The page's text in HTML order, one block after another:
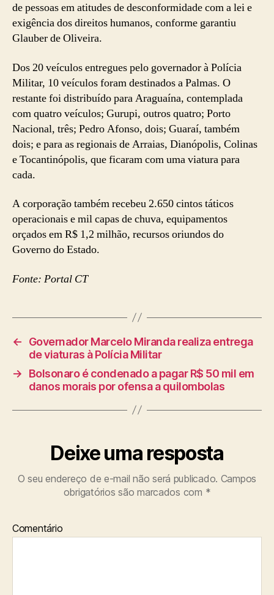
de pessoas em atitudes de desconformidade com a lei e
exigência dos direitos humanos, conforme garantiu
Glauber de Oliveira.
Dos 20 veículos entregues pelo governador à Polícia
Militar, 10 veículos foram destinados a Palmas. O
restante foi distribuído para Araguaína, contemplada
com quatro veículos; Gurupi, outros quatro; Porto
Nacional, três; Pedro Afonso, dois; Guaraí, também
dois; e para as regionais de Arraias, Dianópolis, Colinas
e Tocantinópolis, que ficaram com uma viatura para
cada.
A corporação também recebeu 2.650 cintos táticos
operacionais e mil capas de chuva, equipamentos
orçados em R$ 1,2 milhão, recursos oriundos do
Governo do Estado.
Fonte: Portal CT
←
Governador Marcelo Miranda realiza entrega
de viaturas à Polícia Militar
→
Bolsonaro é condenado a pagar R$ 50 mil em
danos morais por ofensa a quilombolas
Deixe uma resposta
O seu endereço de e-mail não será publicado. Campos
obrigatórios são marcados com *
Comentário